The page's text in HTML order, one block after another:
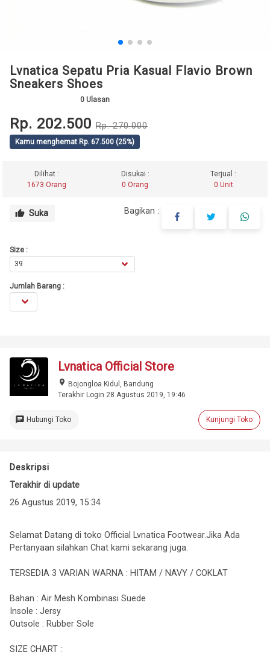
Lvnatica Sepatu Pria Kasual Flavio Brown
Sneakers Shoes
0 Ulasan
Rp. 202.500 Rp. 270.000
Kamu menghemat Rp. 67.500 (25%)
Dilihat :
1673 Orang
Disukai :
0 Orang
Terjual :
0 Unit
thumb_up Suka Bagikan :
Size :
Jumlah Barang :
Lvnatica Official Store
place Bojongloa Kidul, Bandung
Terakhir Login 28 Agustus 2019, 19:46
chat Hubungi Toko Kunjungi Toko
Deskripsi
Terakhir di update
26 Agustus 2019, 15:34
Selamat Datang di toko Official Lvnatica Footwear.Jika Ada
Pertanyaan silahkan Chat kami sekarang juga.
TERSEDIA 3 VARIAN WARNA : HITAM / NAVY / COKLAT
Bahan : Air Mesh Kombinasi Suede
Insole : Jersy
Outsole : Rubber Sole
SIZE CHART :